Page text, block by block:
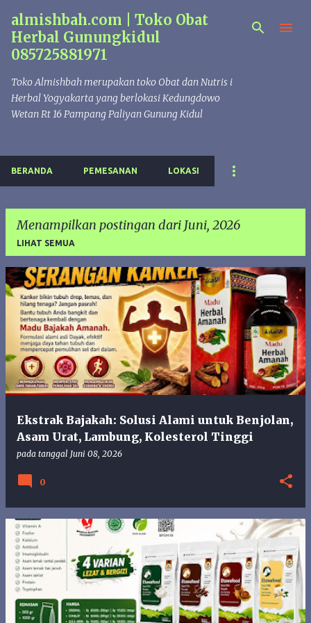
Langsung ke konten utama
almishbah.com | Toko Obat
Herbal Gunungkidul
085725881971
Toko Almishbah merupakan toko Obat dan Nutris i
Herbal Yogyakarta yang berlokasi Kedungdowo
Wetan Rt 16 Pampang Paliyan Gunung Kidul
BERANDA PEMESANAN LOKASI
Menampilkan postingan dari Juni, 2026
LIHAT SEMUA
P
o
n
g
a
Ekstrak Bajakah: Solusi Alami untuk Benjolan,
Asam Urat, Lambung, Kolesterol Tinggi
pada tanggal Juni 08, 2026
0